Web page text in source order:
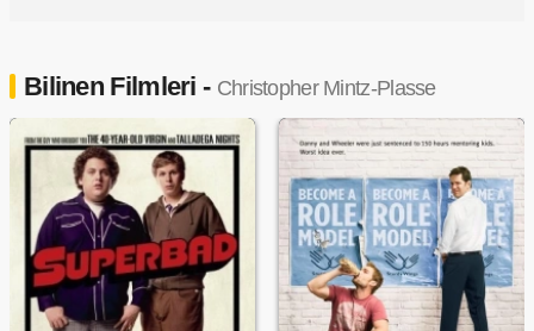
Bilinen Filmleri - Christopher Mintz-Plasse